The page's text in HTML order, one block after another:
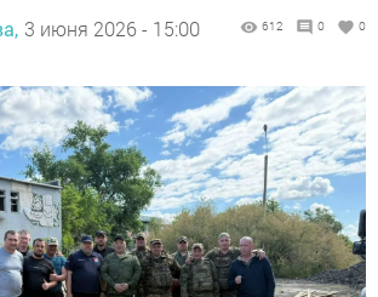
3 июня 2026 - 15:00 612 0 0